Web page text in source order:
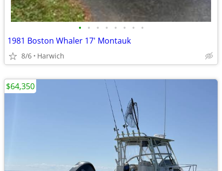
• • • • • • • •
1981 Boston Whaler 17' Montauk
8/6 Harwich
$64,350